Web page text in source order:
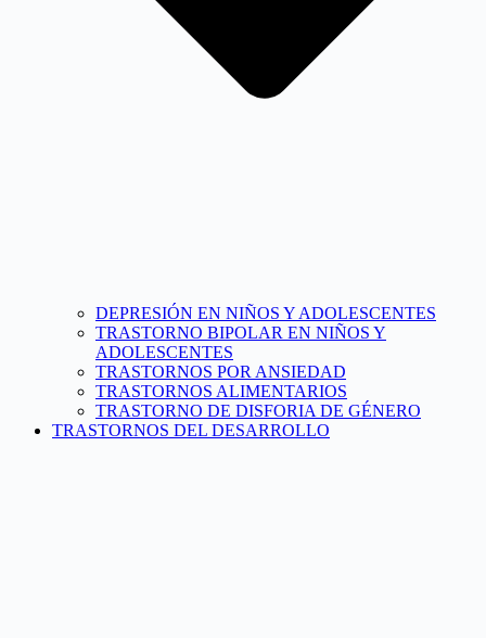
DEPRESIÓN EN NIÑOS Y ADOLESCENTES
TRASTORNO BIPOLAR EN NIÑOS Y
ADOLESCENTES
TRASTORNOS POR ANSIEDAD
TRASTORNOS ALIMENTARIOS
TRASTORNO DE DISFORIA DE GÉNERO
TRASTORNOS DEL DESARROLLO